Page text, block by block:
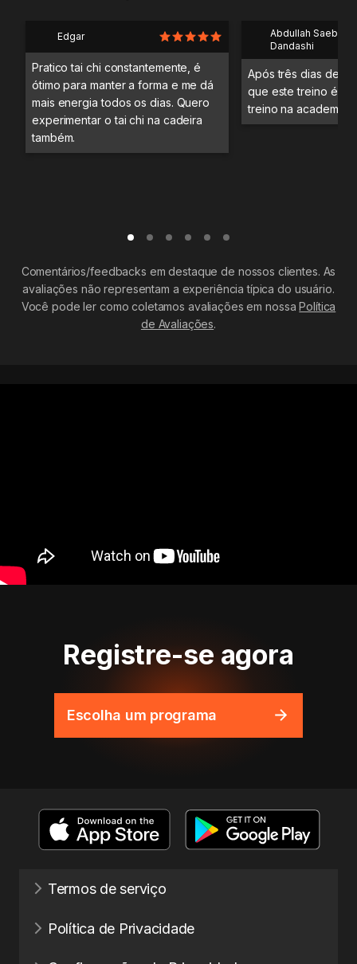
Edgar
Pratico tai chi constantemente, é
ótimo para manter a forma e me dá
mais energia todos os dias. Quero
experimentar o tai chi na cadeira
também.
Abdullah Saeb Al
Dandashi
Após três dias de
que este treino é
treino na academia.
Comentários/feedbacks em destaque de nossos clientes. As
avaliações não representam a experiência típica do usuário.
Você pode ler como coletamos avaliações em nossaPolítica
de Avaliações.
Registre-se agora
Escolha um programa
Termos de serviço
Política de Privacidade